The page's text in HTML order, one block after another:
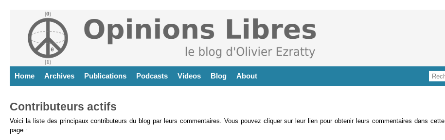
Home Archives Publications Podcasts Videos Blog About
Contributeurs actifs
Voici la liste des principaux contributeurs du blog par leurs commentaires. Vous pouvez cliquer sur leur lien pour obtenir leurs commentaires dans cette
page :